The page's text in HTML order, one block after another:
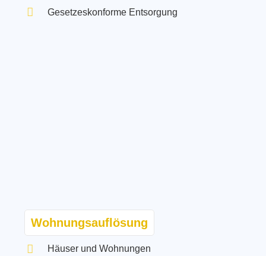
Gesetzeskonforme Entsorgung
Wohnungsauflösung
Häuser und Wohnungen